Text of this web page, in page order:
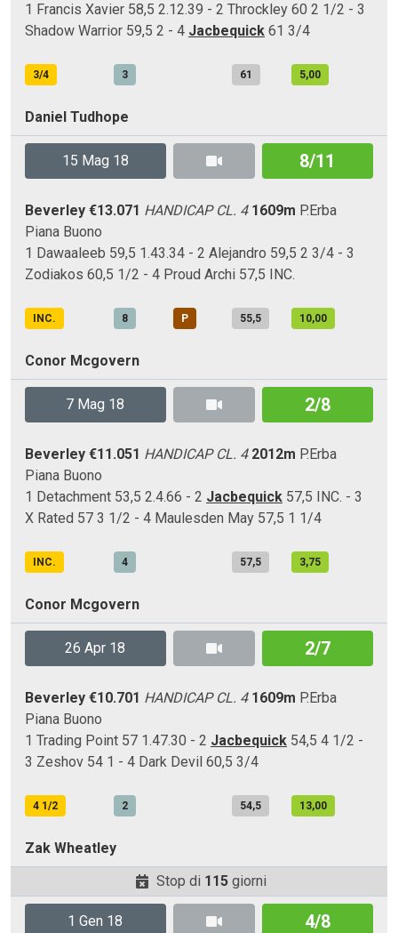
1 Francis Xavier 58,5 2.12.39 - 2 Throckley 60 2 1/2 - 3
Shadow Warrior 59,5 2 - 4 Jacbequick 61 3/4
3/4 3 61 5,00
Daniel Tudhope
15 Mag 18 8/11
Beverley €13.071 HANDICAP CL. 4 1609m P.Erba
Piana Buono
1 Dawaaleeb 59,5 1.43.34 - 2 Alejandro 59,5 2 3/4 - 3
Zodiakos 60,5 1/2 - 4 Proud Archi 57,5 INC.
INC. 8 P 55,5 10,00
Conor Mcgovern
7 Mag 18 2/8
Beverley €11.051 HANDICAP CL. 4 2012m P.Erba
Piana Buono
1 Detachment 53,5 2.4.66 - 2 Jacbequick 57,5 INC. - 3
X Rated 57 3 1/2 - 4 Maulesden May 57,5 1 1/4
INC. 4 57,5 3,75
Conor Mcgovern
26 Apr 18 2/7
Beverley €10.701 HANDICAP CL. 4 1609m P.Erba
Piana Buono
1 Trading Point 57 1.47.30 - 2 Jacbequick 54,5 4 1/2 -
3 Zeshov 54 1 - 4 Dark Devil 60,5 3/4
4 1/2 2 54,5 13,00
Zak Wheatley
Stop di 115 giorni
1 Gen 18 4/8